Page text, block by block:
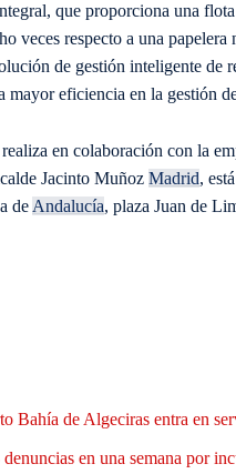
que proporciona una
veces respecto a una
de gestión inteligente de
mayor eficiencia en la gestión
en colaboración con la
Jacinto Muñoz Madrid,
de Andalucía, plaza Juan de
Bahía de Algeciras entra en
en una semana por